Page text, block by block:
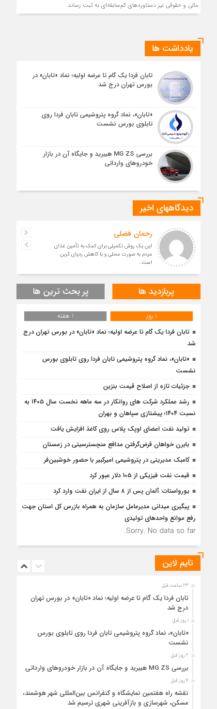
مالی و حقوقی نیز دستاوردهای کم‌سابقه‌ای به ثبت رساند.
یادداشت ها
تابان فردا یک گام تا عرضه اولیه؛ نماد «تابان» در
بورس تهران درج شد
«تابان»، نماد گروه پتروشیمی تابان فردا روی
تابلوی بورس نشست
بررسی MG ZS هیبرید و جایگاه آن در بازار
خودروهای وارداتی
دیدگاههای اخیر
رحمان فضلی
این یک روش تکمیلی برای کمک به تأمین غذای
مردم به صورت محلی و با کاهش ردپای کربن
است.
پربازدید ها پر بحث ترین ها
1 روز
1 هفته
تابان فردا یک گام تا عرضه اولیه؛ نماد «تابان» در بورس تهران درج
شد
«تابان»، نماد گروه پتروشیمی تابان فردا روی تابلوی بورس
نشست
جزئیات تازه از اصلاح قیمت بنزین
رشد عملکرد شرکت های روانکار در سه ماهه نخست سال ۱۴۰۵ به
نسبت ۱۴۰۴؛ پیشتازی سپاهان و بهران
تولید نفت اعضای اوپک پلاس روی کاغذ افزایش یافت
بایرن خواهان قرض‌گرفتن مدافع منچسترسیتی در زمستان
کامبک مدیریتی در پتروشیمی امیرکبیر با حضور خوشبین‌فر
قیمت نفت فیزیکی از 105 دلار عبور کرد
یورواستات: آلمان پس از 8 سال از ایران نفت وارد کرد
پیگیری میدانی مدیرعامل سازمان به همراه بازرس كل استان جهت
رفع موانع واحدهای تولیدی
Sorry. No data so far.
تایم لاین
23 ساعت قبل
تابان فردا یک گام تا عرضه اولیه؛ نماد «تابان» در بورس تهران
درج شد
1 روز قبل
«تابان»، نماد گروه پتروشیمی تابان فردا روی تابلوی بورس
نشست
2 روز قبل
بررسی MG ZS هیبرید و جایگاه آن در بازار خودروهای وارداتی
4 روز قبل
نقشه راه هفتمین نمایشگاه و کنفرانس بین‌المللی شهر هوشمند،
مسکن، شهرسازی و بازآفرینی شهری ترسیم شد